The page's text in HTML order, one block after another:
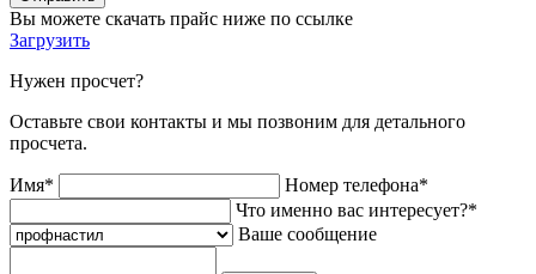
Вы можете скачать прайс ниже по ссылке
Загрузить
Нужен просчет?
Оставьте свои контакты и мы позвоним для детального
просчета.
Имя*
Номер телефона*
Что именно вас интересует?*
Ваше сообщение